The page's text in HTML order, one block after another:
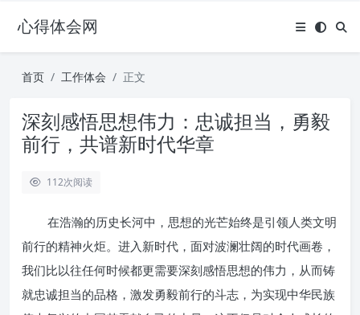
心得体会网
首页 工作体会 正文
深刻感悟思想伟力：忠诚担当，勇毅
前行，共谱新时代华章
112次阅读
在浩瀚的历史长河中，思想的光芒始终是引领人类文明
前行的精神火炬。进入新时代，面对波澜壮阔的时代画卷，
我们比以往任何时候都更需要深刻感悟思想的伟力，从而铸
就忠诚担当的品格，激发勇毅前行的斗志，为实现中华民族